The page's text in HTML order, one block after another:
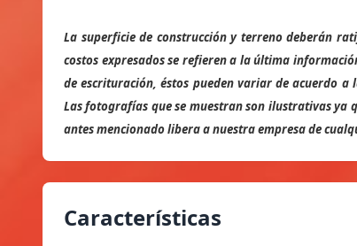
La superficie de construcción y terreno deberán
costos expresados se refieren a la última
de escrituración, éstos pueden variar de acuerdo
Las fotografías que se muestran son ilustrativas ya
antes mencionado libera a nuestra empresa de
Características